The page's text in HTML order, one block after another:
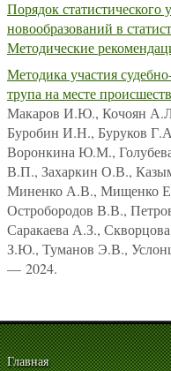
Порядок статистического
новообразований в
Методические
Методика участия
трупа на месте
Макаров И.Ю., Кочоян
Буробин И.Н., Буруков
Воронкина Ю.М.,
В.П., Захаркин О.В.,
Миненко А.В., Мищенко
Остробородов В.В.,
Саракаева А.З.,
З.Ю., Туманов Э.В.,
— 2024.
Главная